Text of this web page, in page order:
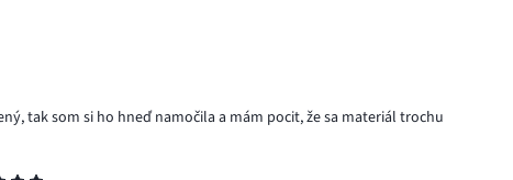
tak som si ho hneď namočila a mám pocit, že sa materiál trochu